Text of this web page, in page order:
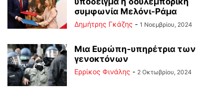
συμφωνία Μελόνι-Ράμα
Δημήτρης Γκάζης - 1 Νοεμβρίου, 2024
Μια Ευρώπη-υπηρέτρια των
γενοκτόνων
Ερρίκος Φινάλης - 2 Οκτωβρίου, 2024